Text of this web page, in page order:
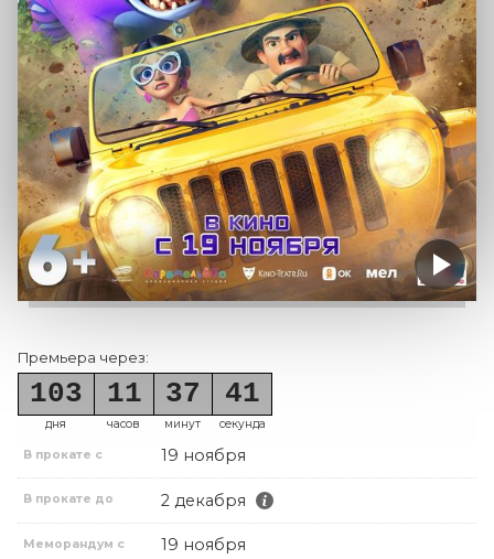
Премьера через:
103
дня
11
часов
37
минут
41
секунда
В прокате с 19 ноября
В прокате до 2 декабря
Меморандум с 19 ноября